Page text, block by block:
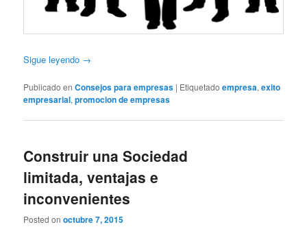
Sigue leyendo →
Publicado en Consejos para empresas | Etiquetado empresa,exito
empresarial,promocion de empresas
Construir una Sociedad
limitada, ventajas e
inconvenientes
Posted onoctubre 7, 2015